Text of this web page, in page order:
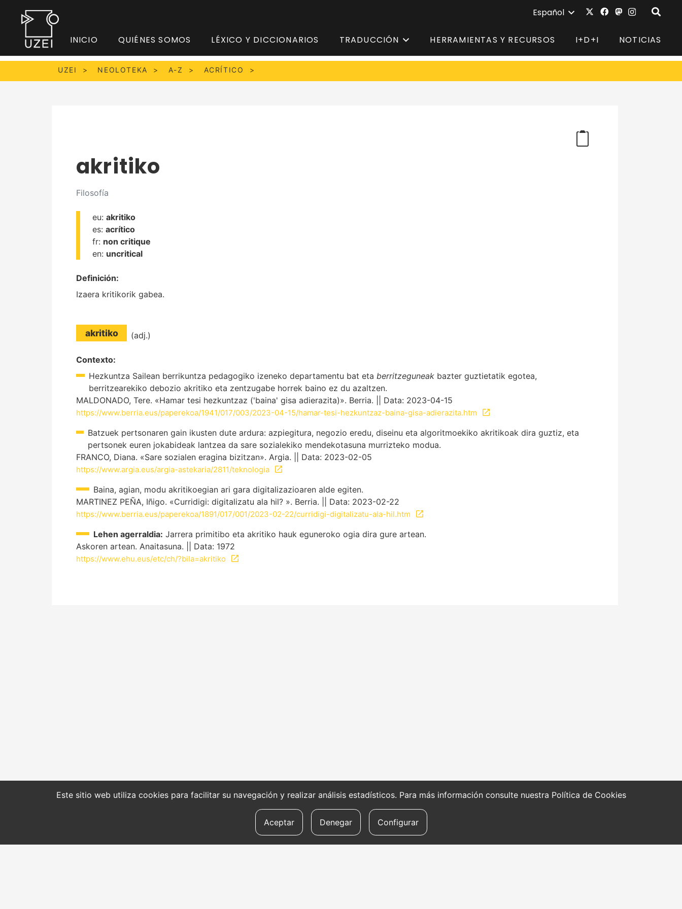
Español
INICIO QUIÉNES SOMOS LÉXICO Y DICCIONARIOS TRADUCCIÓN HERRAMIENTAS Y RECURSOS I+D+I NOTICIAS
UZEI NEOLOTEKA A-Z ACRÍTICO
akritiko
Filosofía
eu: akritiko
es: acrítico
fr: non critique
en: uncritical
Definición:
Izaera kritikorik gabea.
akritiko (adj.)
Contexto:
Hezkuntza Sailean berrikuntza pedagogiko izeneko departamentu bat eta berritzeguneakbazter guztietatik egotea,
berritzearekiko debozio akritiko eta zentzugabe horrek baino ez du azaltzen.
MALDONADO, Tere. «Hamar tesi hezkuntzaz ('baina' gisa adierazita)». Berria. || Data: 2023-04-15
https://www.berria.eus/paperekoa/1941/017/003/2023-04-15/hamar-tesi-hezkuntzaz-baina-gisa-adierazita.htm
Batzuek pertsonaren gain ikusten dute ardura: azpiegitura, negozio eredu, diseinu eta algoritmoekiko akritikoak dira guztiz, eta
pertsonek euren jokabideak lantzea da sare sozialekiko mendekotasuna murrizteko modua.
FRANCO, Diana. «Sare sozialen eragina bizitzan». Argia. || Data: 2023-02-05
https://www.argia.eus/argia-astekaria/2811/teknologia
Baina, agian, modu akritikoegian ari gara digitalizazioaren alde egiten.
MARTINEZ PEÑA, Iñigo. «Curridigi: digitalizatu ala hil? ». Berria. || Data: 2023-02-22
https://www.berria.eus/paperekoa/1891/017/001/2023-02-22/curridigi-digitalizatu-ala-hil.htm
Lehen agerraldia: Jarrera primitibo eta akritiko hauk eguneroko ogia dira gure artean.
Askoren artean. Anaitasuna. || Data: 1972
https://www.ehu.eus/etc/ch/?bila=akritiko
Este sitio web utiliza cookies para facilitar su navegación y realizar análisis estadísticos. Para más información consulte nuestra Política de Cookies
Aceptar Denegar Configurar